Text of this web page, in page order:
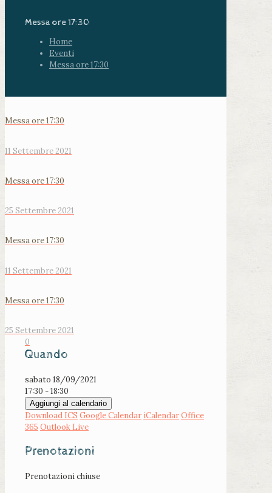
Messa ore 17:30
Home
Eventi
Messa ore 17:30
Messa ore 17:30
11 Settembre 2021
Messa ore 17:30
25 Settembre 2021
Messa ore 17:30
11 Settembre 2021
Messa ore 17:30
25 Settembre 2021
0
Quando
sabato 18/09/2021
17:30 - 18:30
Aggiungi al calendario
Download ICS Google Calendar iCalendarOffice
365 Outlook Live
Prenotazioni
Prenotazioni chiuse